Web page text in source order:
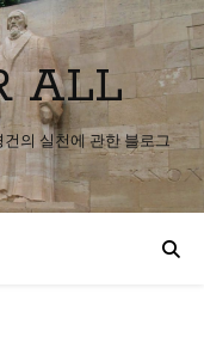
ALL
의 실천에 관한 블로그